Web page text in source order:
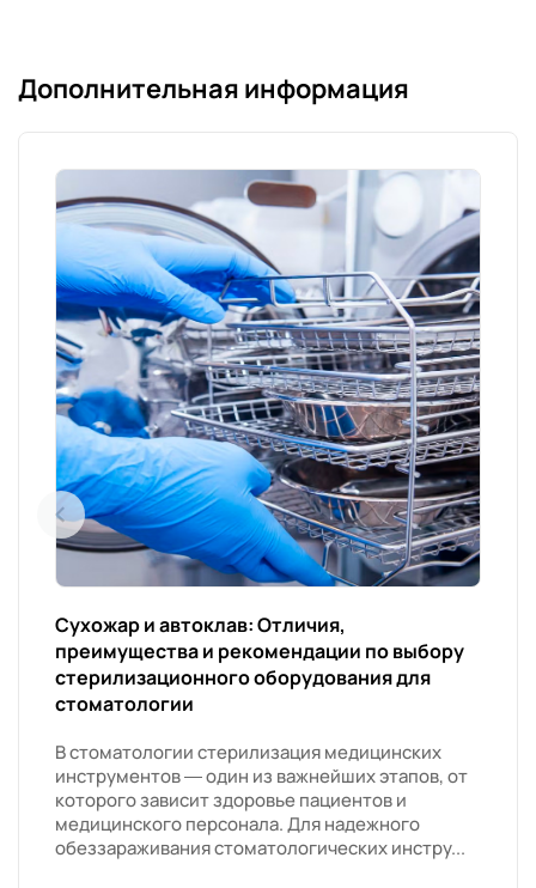
Дополнительная информация
Сухожар и автоклав: Отличия,
преимущества и рекомендации по выбору
стерилизационного оборудования для
стоматологии
В стоматологии стерилизация медицинских
инструментов — один из важнейших этапов, от
которого зависит здоровье пациентов и
медицинского персонала. Для надежного
обеззараживания стоматологических инстру...